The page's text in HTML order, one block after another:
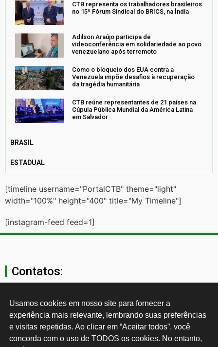
CTB representa os trabalhadores brasileiros
no 15º Fórum Sindical do BRICS, na Índia
Adilson Araújo participa de
videoconferência em solidariedade ao povo
venezuelano após terremoto
Como o bloqueio dos EUA contra a
Venezuela impõe desafios à recuperação
da tragédia humanitária
CTB reúne representantes de 21 países na
Cúpula Pública Mundial da América Latina
em Salvador
BRASIL
ESTADUAL
[timeline username="PortalCTB" theme="light"
width="100%" height="400" title="My Timeline"]
[instagram-feed feed=1]
Contatos:
secgeral@ctb.org.br
11 3874-0040
Rua Cardoso de Almeida, 1843, Sumaré São Paulo - SP -
Usamos cookies em nosso site para fornecer a
experiência mais relevante, lembrando suas preferências
e visitas repetidas. Ao clicar em “Aceitar todos”, você
concorda com o uso de TODOS os cookies. No entanto,